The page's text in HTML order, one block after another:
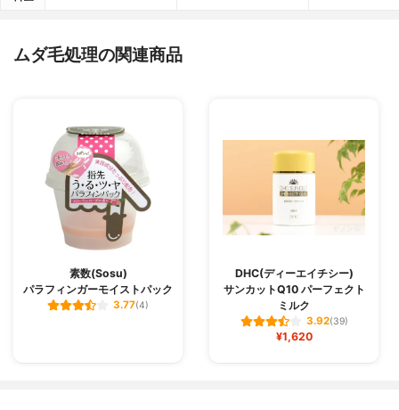
ムダ毛処理の関連商品
素数(Sosu)
パラフィンガーモイストパック
3.77(4)
DHC(ディーエイチシー)
サンカットQ10 パーフェクト
ミルク
3.92(39)
¥1,620